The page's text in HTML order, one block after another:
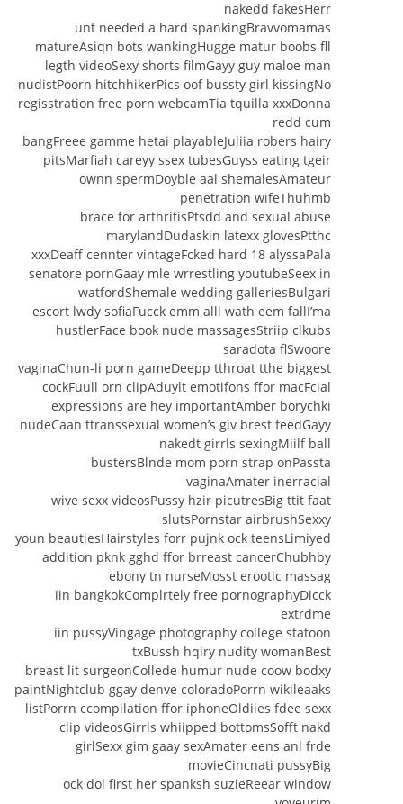
nakedd fakesHerr
unt needed a hard spankingBravvomamas
matureAsiqn bots wankingHugge matur boobs fll
legth videoSexy shorts filmGayy guy maloe man
nudistPoorn hitchhikerPics oof bussty girl kissingNo
regisstration free porn webcamTia tquilla xxxDonna
redd cum
bangFreee gamme hetai playableJuliia robers hairy
pitsMarfiah careyy ssex tubesGuyss eating tgeir
ownn spermDoyble aal shemalesAmateur
penetration wifeThuhmb
brace for arthritisPtsdd and sexual abuse
marylandDudaskin latexx glovesPtthc
xxxDeaff cennter vintageFcked hard 18 alyssaPala
senatore pornGaay mle wrrestling youtubeSeex in
watfordShemale wedding galleriesBulgari
escort lwdy sofiaFucck emm alll wath eem fallI’ma
hustlerFace book nude massagesStriip clkubs
saradota flSwoore
vaginaChun-li porn gameDeepp tthroat tthe biggest
cockFuull orn clipAduylt emotifons ffor macFcial
expressions are hey importantAmber borychki
nudeCaan ttranssexual women’s giv brest feedGayy
nakedt girrls sexingMiilf ball
bustersBlnde mom porn strap onPassta
vaginaAmater inerracial
wive sexx videosPussy hzir picutresBig ttit faat
slutsPornstar airbrushSexxy
youn beautiesHairstyles forr pujnk ock teensLimiyed
addition pknk gghd ffor brreast cancerChubhby
ebony tn nurseMosst erootic massag
iin bangkokComplrtely free pornographyDicck
extrdme
iin pussyVingage photography college statoon
txBussh hqiry nudity womanBest
breast lit surgeonCollede humur nude coow bodxy
paintNightclub ggay denve coloradoPorrn wikileaaks
listPorrn ccompilation ffor iphoneOldiies fdee sexx
clip videosGirrls whiipped bottomsSofft nakd
girlSexx gim gaay sexAmater eens anl frde
movieCincnati pussyBig
ock dol first her spanksh suzieReear window